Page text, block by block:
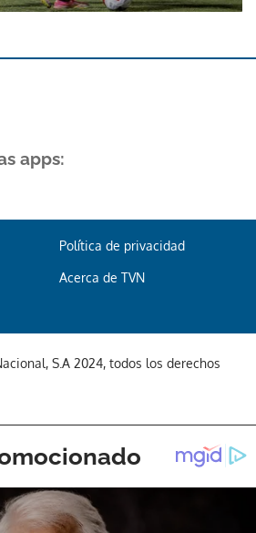
apps:
Política de privacidad
Acerca de TVN
S.A 2024, todos los derechos